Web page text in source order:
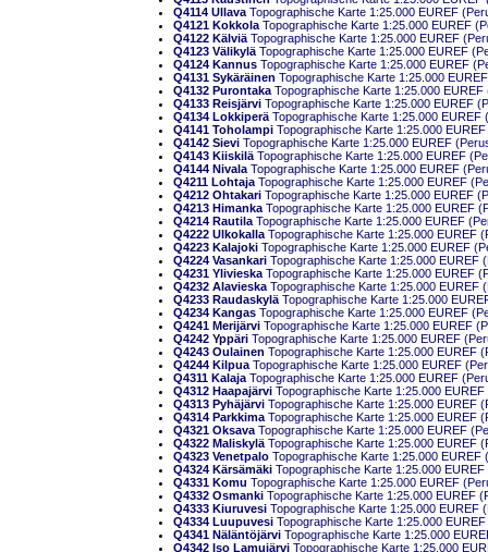
Q4114 UllavaTopographische Karte 1:25.000 EUREF
Q4121 KokkolaTopographische Karte 1:25.000 EUREF
Q4122 KälviäTopographische Karte 1:25.000 EUREF
Q4123 VälikyläTopographische Karte 1:25.000 EUREF
Q4124 KannusTopographische Karte 1:25.000 EUREF
Q4131 Sykäräinen Topographische Karte 1:25.000
Q4132 PurontakaTopographische Karte 1:25.000
Q4133 ReisjärviTopographische Karte 1:25.000 EUREF
Q4134 LokkiperäTopographische Karte 1:25.000 EUREF
Q4141 ToholampiTopographische Karte 1:25.000
Q4142 SieviTopographische Karte 1:25.000 EUREF
Q4143 KiiskiläTopographische Karte 1:25.000 EUREF
Q4144 NivalaTopographische Karte 1:25.000 EUREF
Q4211 LohtajaTopographische Karte 1:25.000 EUREF
Q4212 OhtakariTopographische Karte 1:25.000 EUREF
Q4213 HimankaTopographische Karte 1:25.000 EUREF
Q4214 RautilaTopographische Karte 1:25.000 EUREF
Q4222 UlkokallaTopographische Karte 1:25.000 EUREF
Q4223 KalajokiTopographische Karte 1:25.000 EUREF
Q4224 VasankariTopographische Karte 1:25.000 EUREF
Q4231 YlivieskaTopographische Karte 1:25.000 EUREF
Q4232 AlavieskaTopographische Karte 1:25.000 EUREF
Q4233 RaudaskyläTopographische Karte 1:25.000
Q4234 KangasTopographische Karte 1:25.000 EUREF
Q4241 MerijärviTopographische Karte 1:25.000 EUREF
Q4242 YppäriTopographische Karte 1:25.000 EUREF
Q4243 Oulainen Topographische Karte 1:25.000 EUREF
Q4244 KilpuaTopographische Karte 1:25.000 EUREF
Q4311 KalajaTopographische Karte 1:25.000 EUREF
Q4312 HaapajärviTopographische Karte 1:25.000
Q4313 PyhäjärviTopographische Karte 1:25.000 EUREF
Q4314 ParkkimaTopographische Karte 1:25.000 EUREF
Q4321 OksavaTopographische Karte 1:25.000 EUREF
Q4322 MaliskyläTopographische Karte 1:25.000 EUREF
Q4323 VenetpaloTopographische Karte 1:25.000 EUREF
Q4324 KärsämäkiTopographische Karte 1:25.000
Q4331 Komu Topographische Karte 1:25.000 EUREF
Q4332 OsmankiTopographische Karte 1:25.000 EUREF
Q4333 KiuruvesiTopographische Karte 1:25.000 EUREF
Q4334 LuupuvesiTopographische Karte 1:25.000
Q4341 NäläntöjärviTopographische Karte 1:25.000
Q4342 Iso LamujärviTopographische Karte 1:25.000